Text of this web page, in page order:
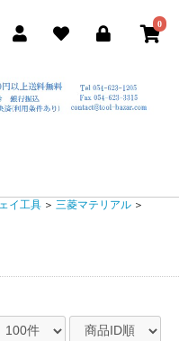
0
イ工具 ＞ 三菱マテリアル ＞